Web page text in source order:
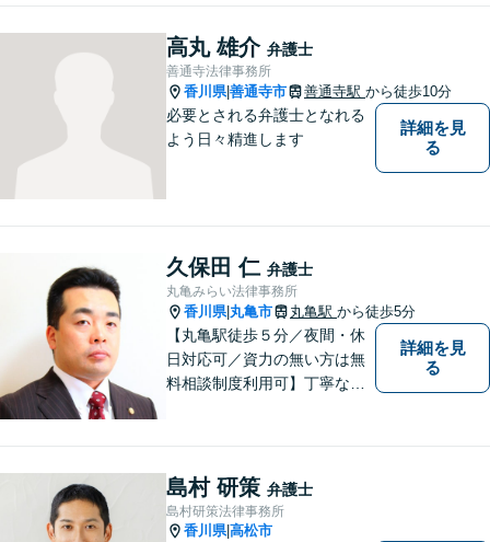
高丸 雄介 弁護士
善通寺法律事務所
香川県|善通寺市 善通寺駅 から徒歩10分
必要とされる弁護士となれる
よう日々精進します
詳細を見
る
久保田 仁 弁護士
丸亀みらい法律事務所
香川県| 丸亀市 丸亀駅 から徒歩5分
【丸亀駅徒歩５分／夜間・休
日対応可／資力の無い方は無
料相談制度利用可】丁寧な対
詳細を見
る
島村 研策 弁護士
島村研策法律事務所
香川県|高松市